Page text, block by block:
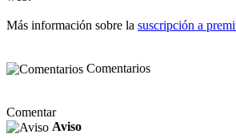
Más información sobre la suscripción a
Comentarios
Comentar
Aviso